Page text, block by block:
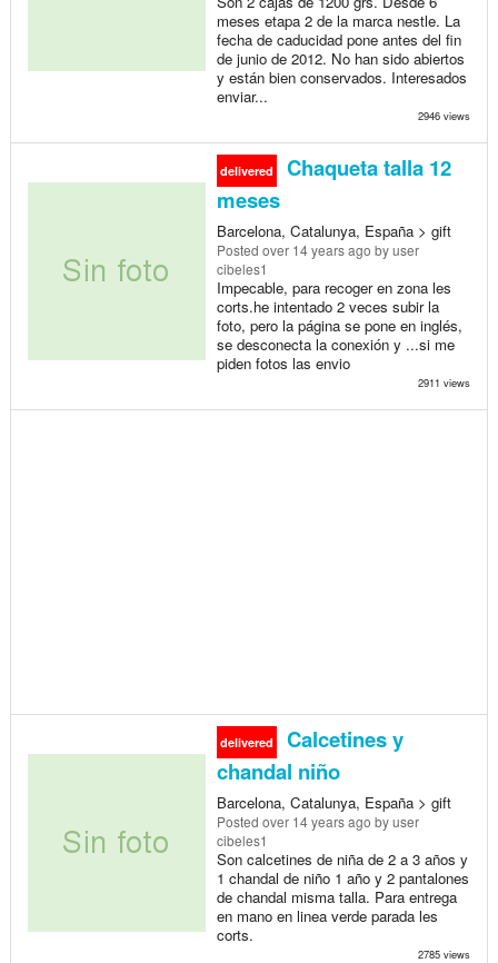
meses etapa 2 de la marca nestle. La
fecha de caducidad pone antes del fin
de junio de 2012. No han sido abiertos
y están bien conservados. Interesados
enviar...
2946 views
delivered
Chaqueta talla 12
meses
Barcelona, Catalunya, España > gift
Posted over 14 years ago by user
cibeles1
Impecable, para recoger en zona les
corts.he intentado 2 veces subir la
foto, pero la página se pone en inglés,
se desconecta la conexión y ...si me
piden fotos las envio
2911 views
delivered
Calcetines y
chandal niño
Barcelona, Catalunya, España > gift
Posted over 14 years ago by user
cibeles1
Son calcetines de niña de 2 a 3 años y
1 chandal de niño 1 año y 2 pantalones
de chandal misma talla. Para entrega
en mano en linea verde parada les
corts.
2785 views